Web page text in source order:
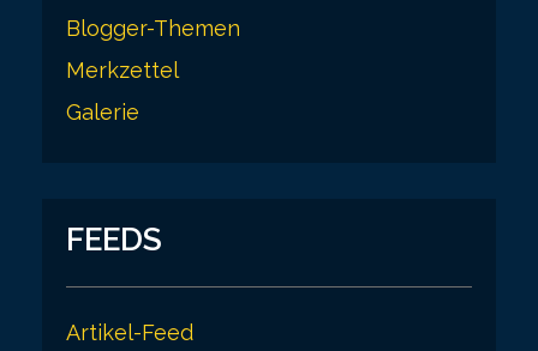
Blogger-Themen
Merkzettel
Galerie
FEEDS
Artikel-Feed